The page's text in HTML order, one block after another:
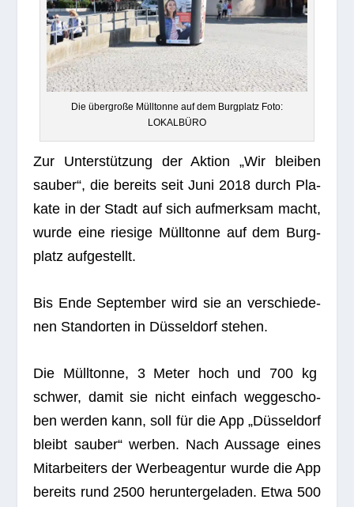
Die über­große Müll­tonne auf dem Burg­platz Foto:
LOKALBÜRO
Zur Unter­stüt­zung der Aktion „Wir blei­ben
sau­ber“, die bereits seit Juni 2018 durch Pla­
kate in der Stadt auf sich auf­merk­sam macht,
wurde eine rie­sige Müll­tonne auf dem Burg­
platz aufgestellt.
Bis Ende Sep­tem­ber wird sie an ver­schie­de­
nen Stand­or­ten in Düs­sel­dorf stehen.
Die Müll­tonne, 3 Meter hoch und 700 kg
schwer, damit sie nicht ein­fach weg­ge­scho­
ben wer­den kann, soll für die App „Düs­sel­dorf
bleibt sau­ber“ wer­ben. Nach Aus­sage eines
Mit­ar­bei­ters der Wer­be­agen­tur wurde die App
bereits rund 2500 her­un­ter­ge­la­den. Etwa 500